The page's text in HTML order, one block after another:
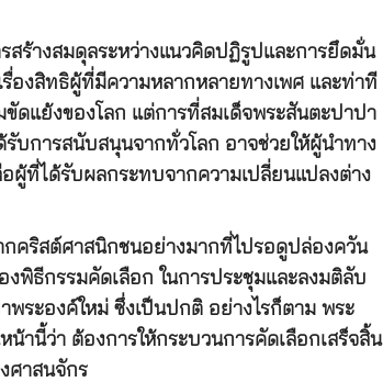
สร้างสมดุลระหว่างแนวคิดปฏิรูปและการยึดมั่น
รื่องสิทธิผู้ที่มีความหลากหลายทางเพศ และท่าที
ดแย้งของโลก แต่การที่สมเด็จพระสันตะปาปา
บการสนับสนุนจากทั่วโลก อาจช่วยให้ผู้นำทาง
ผู้ที่ได้รับผลกระทบจากความเปลี่ยนแปลงต่าง
กคริสต์ศาสนิกชนอย่างมากที่ไปรอดูปล่องควัน
พิธีกรรมคัดเลือก ในการประชุมและลงมติลับ
ระองค์ใหม่ ซึ่งเป็นปกติ อย่างไรก็ตาม พระ
านี้ว่า ต้องการให้กระบวนการคัดเลือกเสร็จสิ้น
ศาสนจักร